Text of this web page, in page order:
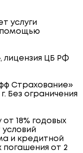
услуги
помощью
лицензия ЦБ РФ
Страхование»
Без ограничения
18% годовых
и кредитной
от 2